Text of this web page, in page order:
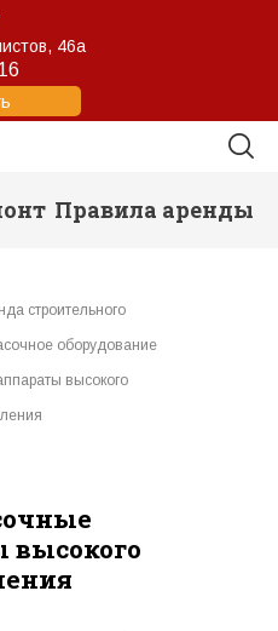
46а
Правила аренды
строительного
оборудование
высокого
высокого